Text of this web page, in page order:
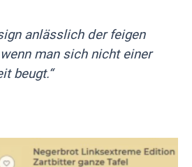
anlässlich der feigen
man sich nicht einer
beugt.“